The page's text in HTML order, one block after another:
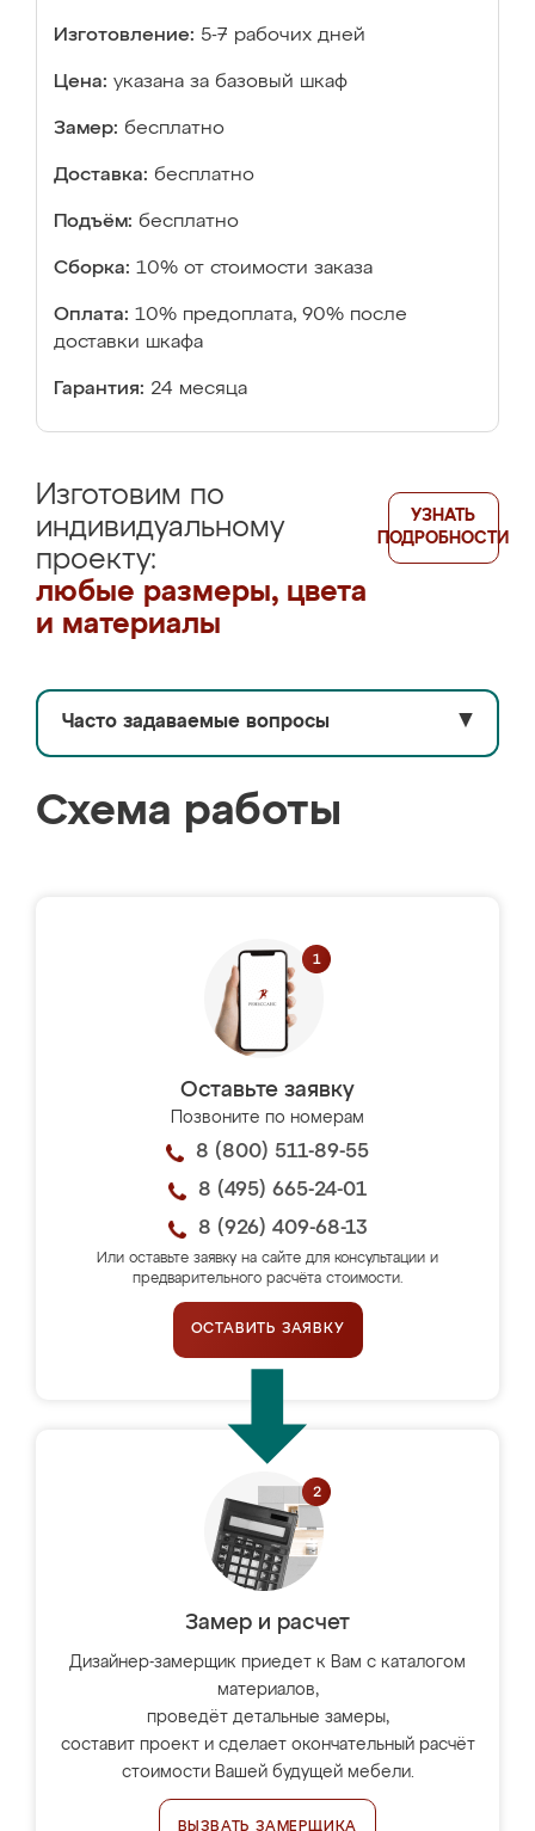
Изготовление: 5-7 рабочих дней
Цена: указана за базовый шкаф
Замер: бесплатно
Доставка: бесплатно
Подъём: бесплатно
Сборка: 10% от стоимости заказа
Оплата: 10% предоплата, 90% после
доставки шкафа
Гарантия: 24 месяца
Изготовим по
индивидуальному
проекту:
любые размеры, цвета
и материалы
УЗНАТЬ
ПОДРОБНОСТИ
Часто задаваемые вопросы ▼
Схема работы
Оставьте заявку
Позвоните по номерам
8 (800) 511-89-55
8 (495) 665-24-01
8 (926) 409-68-13
Или оставьте заявку на сайте для консультации и
предварительного расчёта стоимости.
ОСТАВИТЬ ЗАЯВКУ
Замер и расчет
Дизайнер-замерщик приедет к Вам с каталогом
материалов,
проведёт детальные замеры,
составит проект и сделает окончательный расчёт
стоимости Вашей будущей мебели.
ВЫЗВАТЬ ЗАМЕРЩИКА